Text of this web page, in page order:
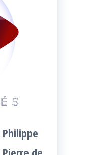
Philippe